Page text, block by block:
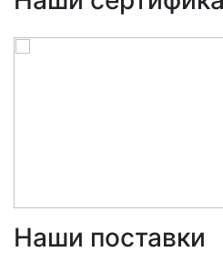
Наши поставки